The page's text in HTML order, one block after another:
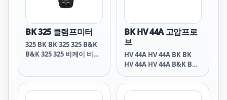
BK 325 클램프미터
325 BK BK 325 325 B&K
B&K 325 325 비케이 비케
엔케이 325
BK HV 44A 고압프로
브
HV 44A HV 44A BK BK
HV 44A HV 44A B&K B&K
케이 HV 44A HV 44A 비앤
케이 비앤케이 HV 44A HV